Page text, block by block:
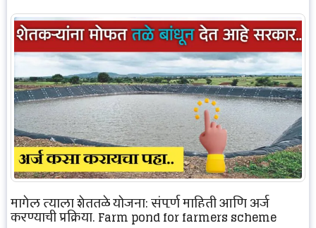
मागेल त्याला शेततळे योजना: संपूर्ण माहिती आणि अर्ज
करण्याची प्रक्रिया. Farm pond for farmers scheme